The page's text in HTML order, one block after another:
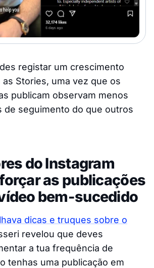
registar um crescimento
Stories, uma vez que os
publicam observam menos
de seguimento do que outros
do Instagram
as publicações
bem-sucedido
dicas e truques sobre o
revelou que deves
a tua frequência de
tenhas uma publicação em